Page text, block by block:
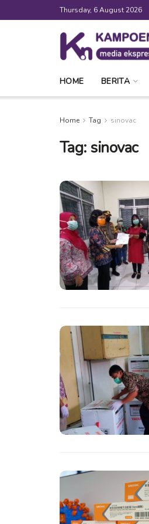
Thursday, 6 August 2026
HOME BERITA
Home Tag sinovac
Tag: sinovac